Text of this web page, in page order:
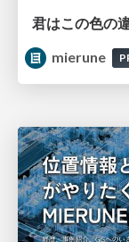
mierune